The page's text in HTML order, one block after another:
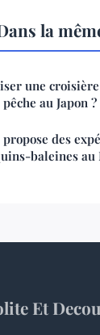
la
une
au Japon ?
des
baleines au
Et